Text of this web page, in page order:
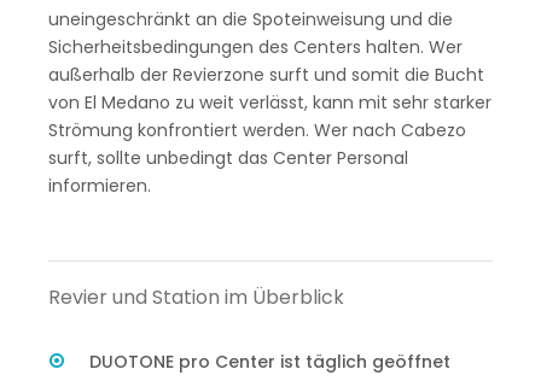
uneingeschränkt an die Spoteinweisung und die
Sicherheitsbedingungen des Centers halten. Wer
außerhalb der Revierzone surft und somit die Bucht
von El Medano zu weit verlässt, kann mit sehr starker
Strömung konfrontiert werden. Wer nach Cabezo
surft, sollte unbedingt das Center Personal
informieren.
Revier und Station im Überblick
DUOTONE pro Center ist täglich geöffnet